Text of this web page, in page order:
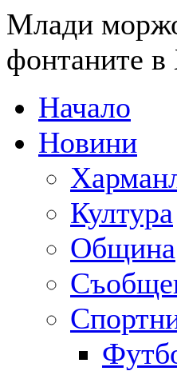
Млади
фонтаните
Начало
Новини
Култура
Община